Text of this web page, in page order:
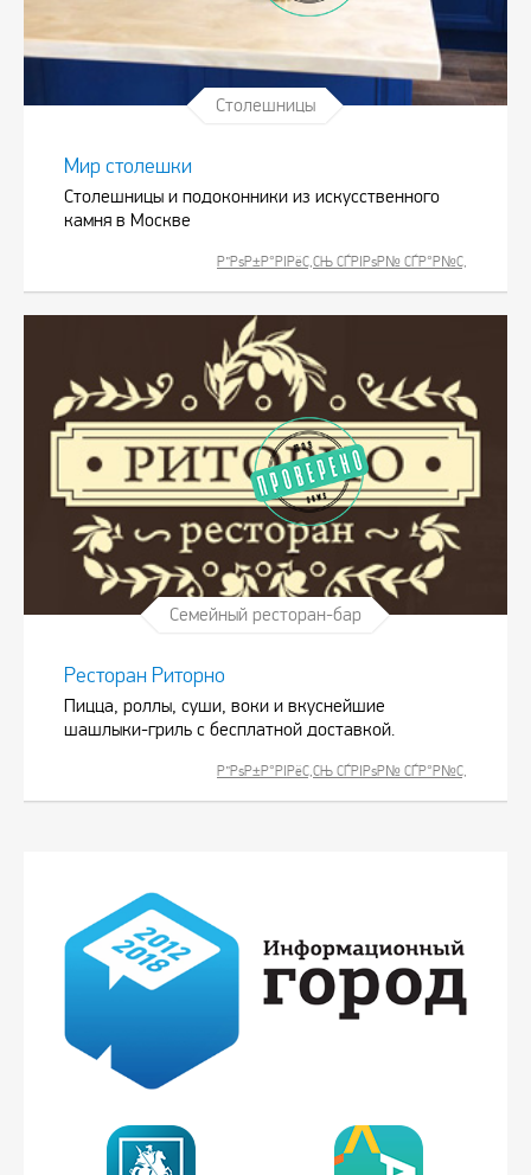
Столешницы
Мир столешки
Столешницы и подоконники из искусственного
камня в Москве
Р”РѕР±Р°РІРёС‚СЊ СЃРІРѕР№ СЃР°Р№С‚
Семейный ресторан-бар
Ресторан Риторно
Пицца, роллы, суши, воки и вкуснейшие
шашлыки-гриль с бесплатной доставкой.
Р”РѕР±Р°РІРёС‚СЊ СЃРІРѕР№ СЃР°Р№С‚